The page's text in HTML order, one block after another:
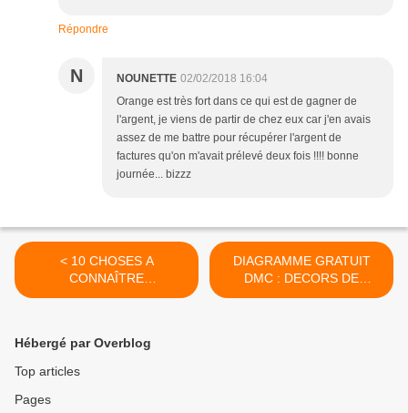
Répondre
N NOUNETTE 02/02/2018 16:04
Orange est très fort dans ce qui est de gagner de
l'argent, je viens de partir de chez eux car j'en avais
assez de me battre pour récupérer l'argent de
factures qu'on m'avait prélevé deux fois !!!! bonne
journée... bizzz
< 10 CHOSES A
CONNAÎTRE
ABSOLUMENT.....
DIAGRAMME GRATUIT
DMC : DECORS DE
MONTAGNE - LES
Hébergé par Overblog
Top articles
Pages